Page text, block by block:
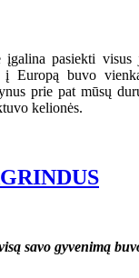
pasiekti visus
Europą buvo
prie pat mūsų
kelionės.
savo gyvenimą